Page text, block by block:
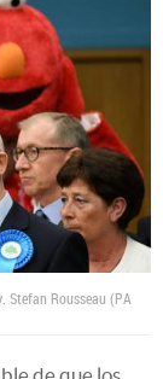
Stefan Rousseau (PA